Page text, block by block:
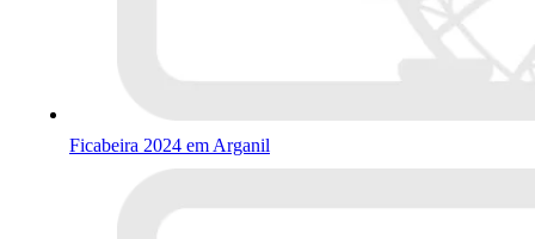
Ficabeira 2024 em Arganil